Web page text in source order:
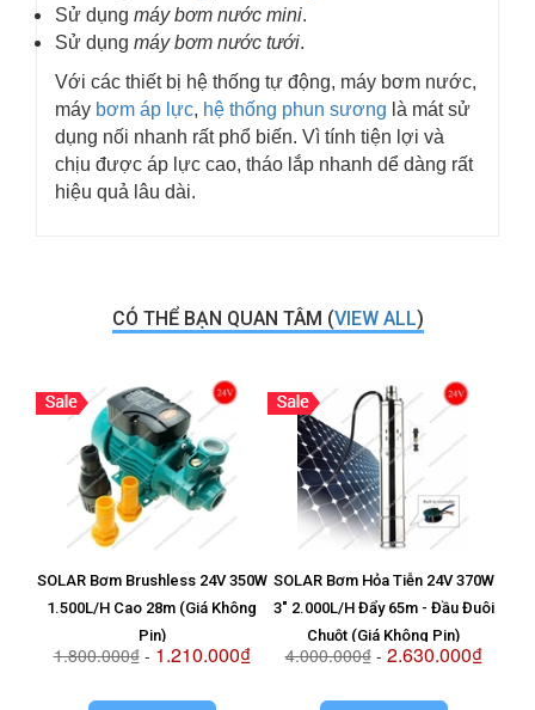
Sử dụng máy bơm nước mini.
Sử dụng máy bơm nước tưới.
Với các thiết bị hệ thống tự động, máy bơm nước,
máy bơm áp lực, hệ thống phun sương là mát sử
dụng nối nhanh rất phổ biến. Vì tính tiện lợi và
chịu được áp lực cao, tháo lắp nhanh dể dàng rất
hiệu quả lâu dài.
CÓ THỂ BẠN QUAN TÂM (VIEW ALL)
SOLAR Bơm Brushless 24V 350W
1.500L/H Cao 28m (Giá Không
Pin)
1.800.000₫- 1.210.000₫
SOLAR Bơm Hỏa Tiễn 24V 370W
3" 2.000L/H Đẩy 65m - Đầu Đuôi
Chuột (Giá Không Pin)
4.000.000₫- 2.630.000₫